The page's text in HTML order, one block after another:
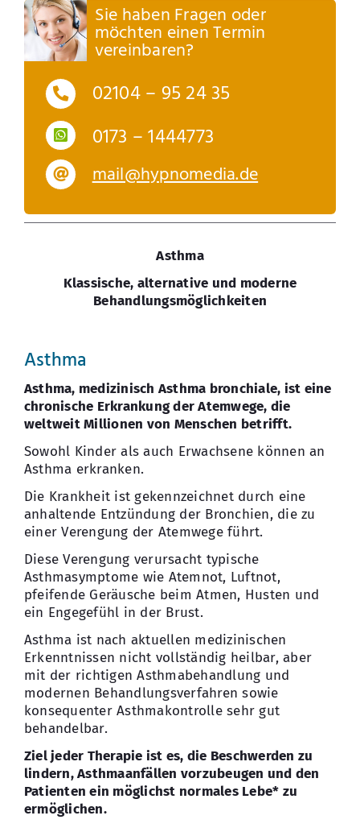
Sie haben Fragen oder
möchten einen Termin
vereinbaren?
02104 – 95 24 35
0173 – 1444773
mail@hypnomedia.de
Asthma
Klassische, alternative und moderne
Behandlungsmöglichkeiten
Asthma
Asthma, medizinisch Asthma bronchiale, ist eine
chronische Erkrankung der Atemwege, die
weltweit Millionen von Menschen betrifft.
Sowohl Kinder als auch Erwachsene können an
Asthma erkranken.
Die Krankheit ist gekennzeichnet durch eine
anhaltende Entzündung der Bronchien, die zu
einer Verengung der Atemwege führt.
Diese Verengung verursacht typische
Asthmasymptome wie Atemnot, Luftnot,
pfeifende Geräusche beim Atmen, Husten und
ein Engegefühl in der Brust.
Asthma ist nach aktuellen medizinischen
Erkenntnissen nicht vollständig heilbar, aber
mit der richtigen Asthmabehandlung und
modernen Behandlungsverfahren sowie
konsequenter Asthmakontrolle sehr gut
behandelbar.
Ziel jeder Therapie ist es, die Beschwerden zu
lindern, Asthmaanfällen vorzubeugen und den
Patienten ein möglichst normales Lebe* zu
ermöglichen.